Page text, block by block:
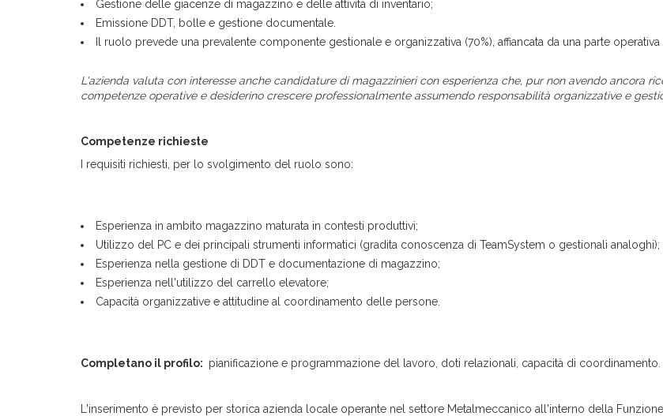
Gestione delle giacenze di magazzino e delle attività di inventario;
Emissione DDT, bolle e gestione documentale.
Il ruolo prevede una prevalente componente gestionale e organizzativa (70%), affiancata da una parte
L'azienda valuta con interesse anche candidature di magazzinieri con esperienza che, pur non avendo ancora
competenze operative e desiderino crescere professionalmente assumendo responsabilità organizzative e
Competenze richieste
I requisiti richiesti, per lo svolgimento del ruolo sono:
Esperienza in ambito magazzino maturata in contesti produttivi;
Utilizzo del PC e dei principali strumenti informatici (gradita conoscenza di TeamSystem o gestionali analoghi);
Esperienza nella gestione di DDT e documentazione di magazzino;
Esperienza nell'utilizzo del carrello elevatore;
Capacità organizzative e attitudine al coordinamento delle persone.
Completano il profilo: pianificazione e programmazione del lavoro, doti relazionali, capacità di coordinamento.
L'inserimento è previsto per storica azienda locale operante nel settore Metalmeccanico all'interno della